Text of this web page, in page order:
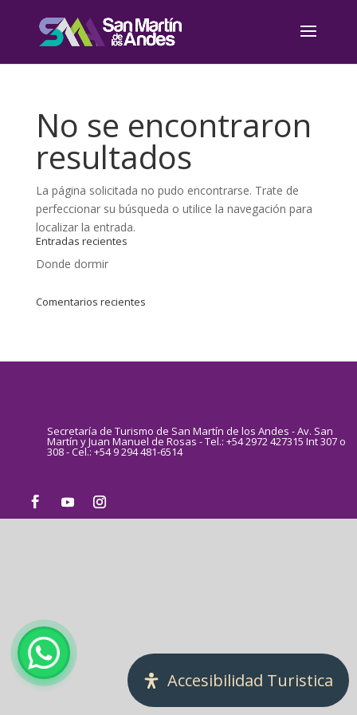
No se encontraron
resultados
La página solicitada no pudo encontrarse. Trate de
perfeccionar su búsqueda o utilice la navegación para
localizar la entrada.
Entradas recientes
Donde dormir
Comentarios recientes
Secretaría de Turismo de San Martín de los Andes - Av. San
Martín y Juan Manuel de Rosas - Tel.: +54 2972 427315 Int 307 o
308 - Cel.: +54 9 294 481-6514
Accesibilidad Turistica